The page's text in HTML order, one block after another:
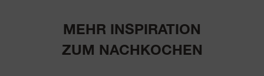
MEHR INSPIRATION
ZUM NACHKOCHEN